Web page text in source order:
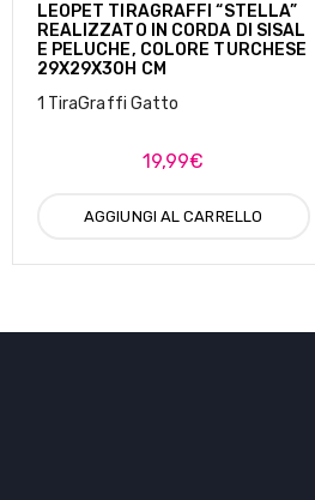
LEOPET TIRAGRAFFI “STELLA”
REALIZZATO IN CORDA DI SISAL
E PELUCHE, COLORE TURCHESE
29X29X30H CM
1 TiraGraffi Gatto
19,99€
AGGIUNGI AL CARRELLO